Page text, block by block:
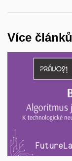
Více článků